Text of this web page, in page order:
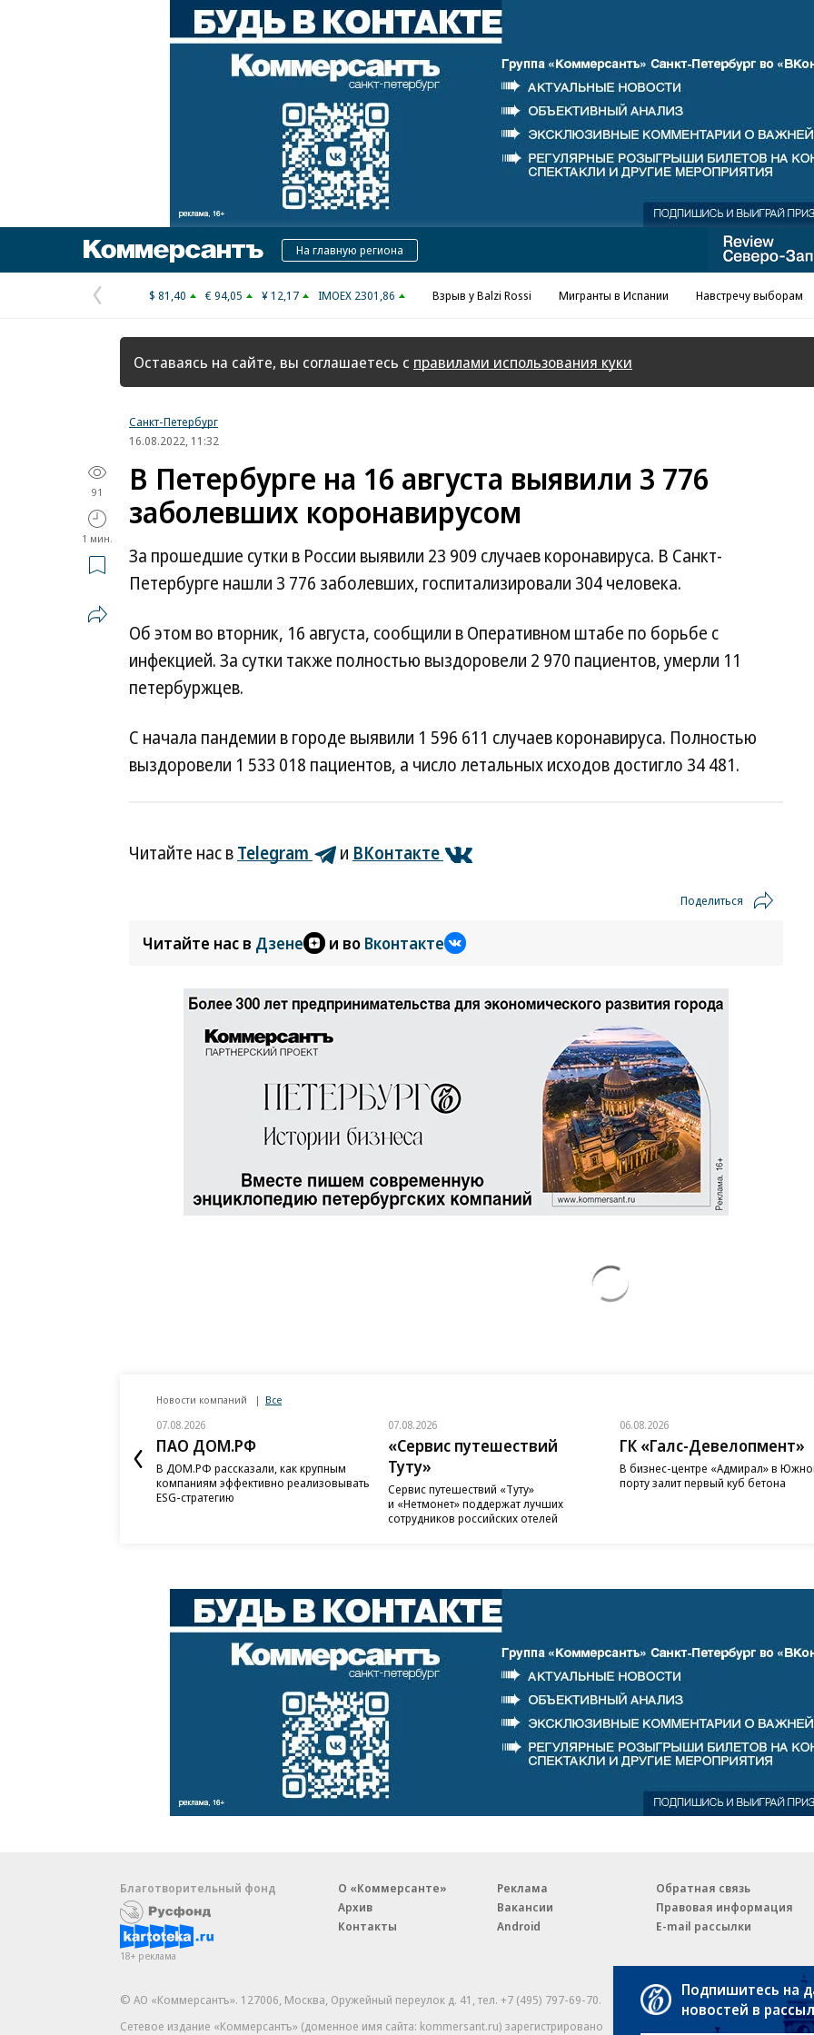
Реклама в «Ъ» www.kommersant.ru/ad
КоммерсантъНа главную региона
Предыдущая
страница
$ 81,40 € 94,05 ¥ 12,17 IMOEX 2301,86 Взрыв у Balzi Rossi Мигранты в Испании Навстречу выборам
Оставаясь на сайте, вы соглашаетесь с правилами использования куки
Санкт-Петербург
16.08.2022, 11:32
91
1 мин.
В Петербурге на 16 августа выявили 3 776
заболевших коронавирусом
За прошедшие сутки в России выявили 23 909 случаев коронавируса. В Санкт-
Петербурге нашли 3 776 заболевших, госпитализировали 304 человека.
Об этом во вторник, 16 августа, сообщили в Оперативном штабе по борьбе с
инфекцией. За сутки также полностью выздоровели 2 970 пациентов, умерли 11
петербуржцев.
С начала пандемии в городе выявили 1 596 611 случаев коронавируса. Полностью
выздоровели 1 533 018 пациентов, а число летальных исходов достигло 34 481.
Читайте нас вTelegram и ВКонтакте
Поделиться
Читайте нас в Дзене и во Вконтакте
Новости компаний Все
07.08.2026
ПАО ДОМ.РФ
В ДОМ.РФ рассказали, как крупным
компаниям эффективно реализовывать
ESG-стратегию
07.08.2026
«Сервис путешествий
Туту»
Сервис путешествий «Туту»
и «Нетмонет» поддержат лучших
сотрудников российских отелей
06.08.2026
ГК «Галс-Девелопмент»
В бизнес-центре «Адмирал» в
порту залит первый куб бетона
Благотворительный фонд
18+ реклама
О «Коммерсанте»
Архив
Контакты
Реклама
Вакансии
Android
Обратная связь
Правовая информация
E-mail рассылки
© АО «Коммерсантъ». 127006, Москва, Оружейный переулок д. 41,тел. +7 (495) 797-69-70.
Сетевое издание «Коммерсантъ» (доменное имя сайта: kommersant.ru) зарегистрировано
Партнерские проекты/
«Промо» и «Официальное
Подпишитесь на
новостей в